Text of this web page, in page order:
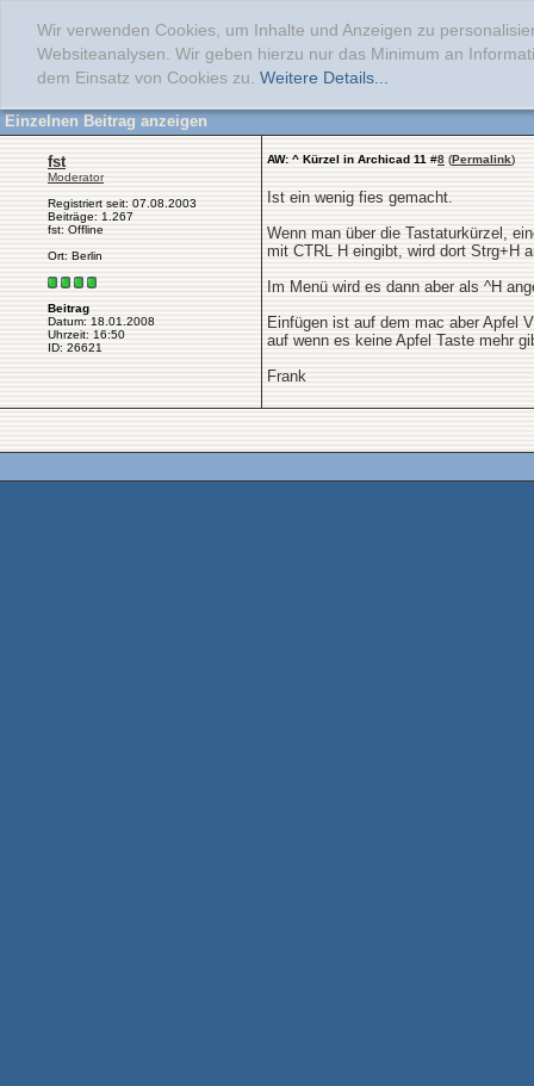
Wir verwenden Cookies, um Inhalte und Anzeigen zu
Websiteanalysen. Wir geben hierzu nur das Minimum an
dem Einsatz von Cookies zu. Weitere Details...
Einzelnen Beitrag anzeigen
fst
Moderator
Registriert seit: 07.08.2003
Beiträge: 1.267
fst: Offline
Ort: Berlin
Beitrag
Datum: 18.01.2008
Uhrzeit: 16:50
ID: 26621
AW: ^ Kürzel in Archicad 11 #8 (Permalink)
Ist ein wenig fies gemacht.
Wenn man über die Tastaturkürzel,
mit CTRL H eingibt, wird dort Strg+H
Im Menü wird es dann aber als ^H
Einfügen ist auf dem mac aber Apfel
auf wenn es keine Apfel Taste mehr
Frank